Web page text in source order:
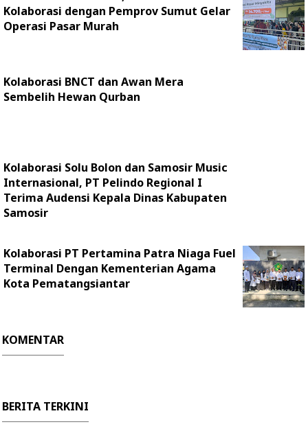
Kolaborasi dengan Pemprov Sumut Gelar
Operasi Pasar Murah
Kolaborasi BNCT dan Awan Mera
Sembelih Hewan Qurban
Kolaborasi Solu Bolon dan Samosir Music
Internasional, PT Pelindo Regional I
Terima Audensi Kepala Dinas Kabupaten
Samosir
Kolaborasi PT Pertamina Patra Niaga Fuel
Terminal Dengan Kementerian Agama
Kota Pematangsiantar
KOMENTAR
BERITA TERKINI